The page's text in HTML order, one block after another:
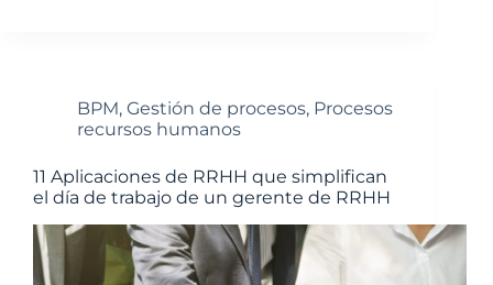
BPM, Gestión de procesos, Procesos
recursos humanos
11 Aplicaciones de RRHH que simplifican
el día de trabajo de un gerente de RRHH